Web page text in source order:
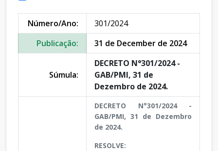
Número/Ano:
301/2024
Publicação:
31 de December de 2024
Súmula:
DECRETO N°301/2024 -
GAB/PMI, 31 de
Dezembro de 2024.
DECRETO N°301/2024 -
GAB/PMI, 31 de Dezembro
de 2024.
RESOLVE: